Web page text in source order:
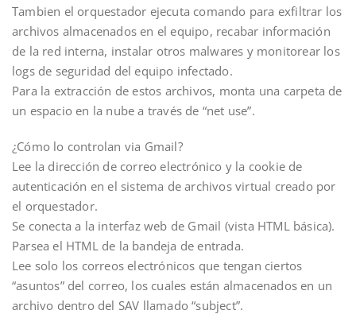
Tambien el orquestador ejecuta comando para exfiltrar los
archivos almacenados en el equipo, recabar información
de la red interna, instalar otros malwares y monitorear los
logs de seguridad del equipo infectado.
Para la extracción de estos archivos, monta una carpeta de
un espacio en la nube a través de “net use”.
¿Cómo lo controlan via Gmail?
Lee la dirección de correo electrónico y la cookie de
autenticación en el sistema de archivos virtual creado por
el orquestador.
Se conecta a la interfaz web de Gmail (vista HTML básica).
Parsea el HTML de la bandeja de entrada.
Lee solo los correos electrónicos que tengan ciertos
“asuntos” del correo, los cuales están almacenados en un
archivo dentro del SAV llamado “subject”.